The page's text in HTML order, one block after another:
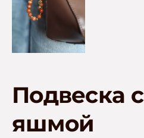
Подвеска
яшмой